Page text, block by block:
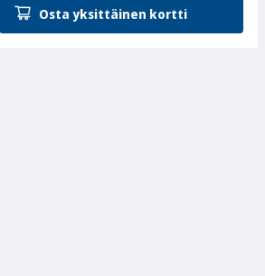
Osta yksittäinen kortti